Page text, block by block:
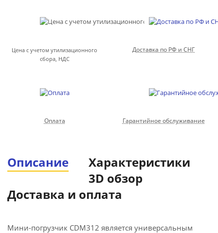
Цена с учетом утилизационного
сбора, НДС
Доставка по РФ и СНГ
Оплата Гарантийное обслуживание
Описание
Характеристики
3D обзор
Доставка и оплата
Мини-погрузчик CDM312 является универсальным